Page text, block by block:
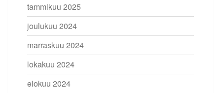
tammikuu 2025
joulukuu 2024
marraskuu 2024
lokakuu 2024
elokuu 2024